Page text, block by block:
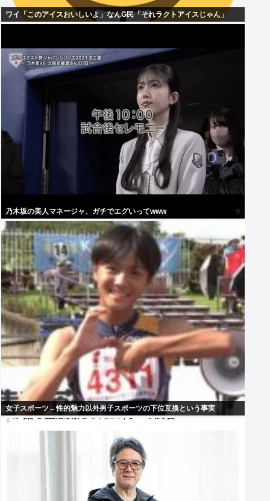
ワイ「このアイスおいしいよ」なんG民「それラクトアイスじゃん」
乃木坂の美人マネージャ、ガチでエグいってwww
女子スポーツ←性的魅力以外男子スポーツの下位互換という事実